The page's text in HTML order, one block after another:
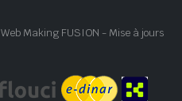
Making FUSION - Mise à jours